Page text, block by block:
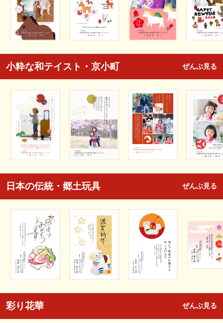
小粋な和テイスト・京小町 ぜんぶ見る
日本の伝統・郷土玩具 ぜんぶ見る
彩り花華 ぜんぶ見る